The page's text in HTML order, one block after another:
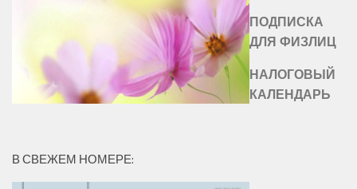
ПОДПИСКА
ДЛЯ ФИЗЛИЦ
НАЛОГОВЫЙ
КАЛЕНДАРЬ
В СВЕЖЕМ НОМЕРЕ: